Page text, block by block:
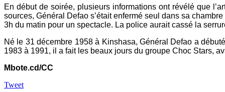
En début de soirée, plusieurs informations ont révélé que
sources, Général Defao s’était enfermé seul dans sa
3h du matin pour un spectacle. La police aurait cassé la
Né le 31 décembre 1958 à Kinshasa, Général Defao a
1983 à 1991, il a fait les beaux jours du groupe Choc Stars,
Mbote.cd/CC
Tweet